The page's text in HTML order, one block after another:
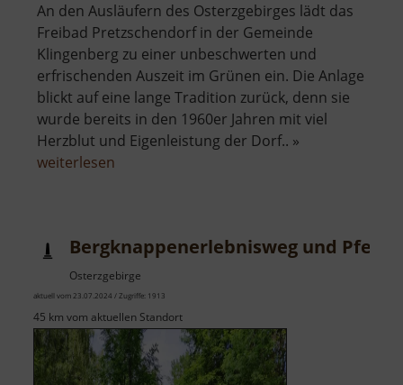
An den Ausläufern des Osterzgebirges lädt das
Freibad Pretzschendorf in der Gemeinde
Klingenberg zu einer unbeschwerten und
erfrischenden Auszeit im Grünen ein. Die Anlage
blickt auf eine lange Tradition zurück, denn sie
wurde bereits in den 1960er Jahren mit viel
Herzblut und Eigenleistung der Dorf.. »
weiterlesen
Bergknappenerlebnisweg und
Osterzgebirge
aktuell vom 23.07.2024 / Zugriffe: 1913
45 km vom aktuellen Standort